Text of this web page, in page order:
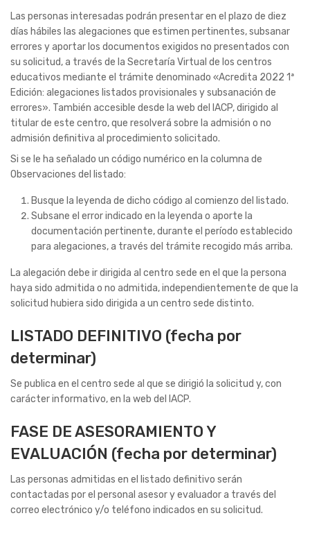
Las personas interesadas podrán presentar en el plazo de diez
días hábiles las alegaciones que estimen pertinentes, subsanar
errores y aportar los documentos exigidos no presentados con
su solicitud, a través de la Secretaría Virtual de los centros
educativos mediante el trámite denominado «Acredita 2022 1ª
Edición: alegaciones listados provisionales y subsanación de
errores». También accesible desde la web del IACP, dirigido al
titular de este centro, que resolverá sobre la admisión o no
admisión definitiva al procedimiento solicitado.
Si se le ha señalado un código numérico en la columna de
Observaciones del listado:
Busque la leyenda de dicho código al comienzo del listado.
Subsane el error indicado en la leyenda o aporte la
documentación pertinente, durante el período establecido
para alegaciones, a través del trámite recogido más arriba.
La alegación debe ir dirigida al centro sede en el que la persona
haya sido admitida o no admitida, independientemente de que la
solicitud hubiera sido dirigida a un centro sede distinto.
LISTADO DEFINITIVO (fecha por
determinar)
Se publica en el centro sede al que se dirigió la solicitud y, con
carácter informativo, en la web del IACP.
FASE DE ASESORAMIENTO Y
EVALUACIÓN (fecha por determinar)
Las personas admitidas en el listado definitivo serán
contactadas por el personal asesor y evaluador a través del
correo electrónico y/o teléfono indicados en su solicitud.